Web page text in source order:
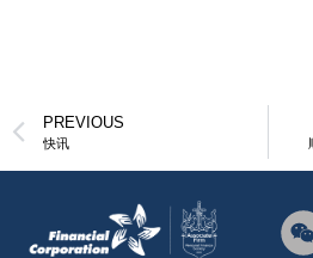
PREVIOUS
快讯